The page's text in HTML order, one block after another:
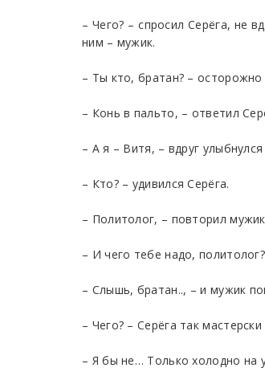
– Чего? – спросил Серёга, не
ним – мужик.
– Ты кто, братан? – осторожно
– Конь в пальто, – ответил
– А я – Витя, – вдруг
– Кто? – удивился Серёга.
– Политолог, – повторил
– И чего тебе надо,
– Слышь, братан.., – и мужик
– Чего? – Серёга так
– Я бы не… Только холодно на